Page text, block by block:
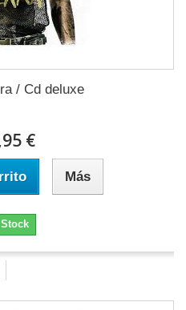
/ Cd deluxe
€
Más